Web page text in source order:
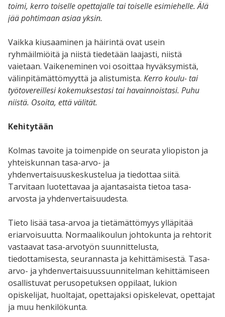
toimi, kerro toiselle opettajalle tai toiselle esimiehelle. Älä
jää pohtimaan asiaa yksin.
Vaikka kiusaaminen ja häirintä ovat usein
ryhmäilmiöitä ja niistä tiedetään laajasti, niistä
vaietaan. Vaikeneminen voi osoittaa hyväksymistä,
välinpitämättömyyttä ja alistumista. Kerro koulu- tai
työtovereillesi kokemuksestasi tai havainnoistasi. Puhu
niistä. Osoita, että välität.
Kehitytään
Kolmas tavoite ja toimenpide on seurata yliopiston ja
yhteiskunnan tasa-arvo- ja
yhdenvertaisuuskeskustelua ja tiedottaa siitä.
Tarvitaan luotettavaa ja ajantasaista tietoa tasa-
arvosta ja yhdenvertaisuudesta.
Tieto lisää tasa-arvoa ja tietämättömyys ylläpitää
eriarvoisuutta. Normaalikoulun johtokunta ja rehtorit
vastaavat tasa-arvotyön suunnittelusta,
tiedottamisesta, seurannasta ja kehittämisestä. Tasa-
arvo- ja yhdenvertaisuussuunnitelman kehittämiseen
osallistuvat perusopetuksen oppilaat, lukion
opiskelijat, huoltajat, opettajaksi opiskelevat, opettajat
ja muu henkilökunta.